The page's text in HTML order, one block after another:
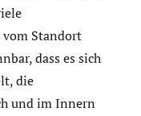
Standort
dass es sich
die
und im Innern